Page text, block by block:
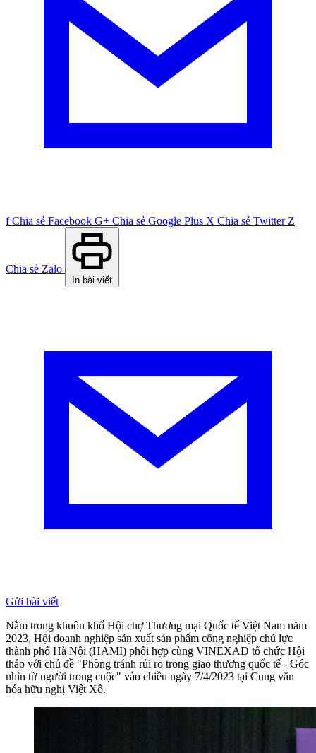
fChia sẻ Facebook G+ Chia sẻ Google Plus X Chia sẻ Twitter Z
Chia sẻ Zalo
In bài viết
Gửi bài viết
Nằm trong khuôn khổ Hội chợ Thương mại Quốc tế Việt Nam năm
2023, Hội doanh nghiệp sản xuất sản phẩm công nghiệp chủ lực
thành phố Hà Nội (HAMI) phối hợp cùng VINEXAD tổ chức Hội
thảo với chủ đề "Phòng tránh rủi ro trong giao thương quốc tế - Góc
nhìn từ người trong cuộc" vào chiều ngày 7/4/2023 tại Cung văn
hóa hữu nghị Việt Xô.